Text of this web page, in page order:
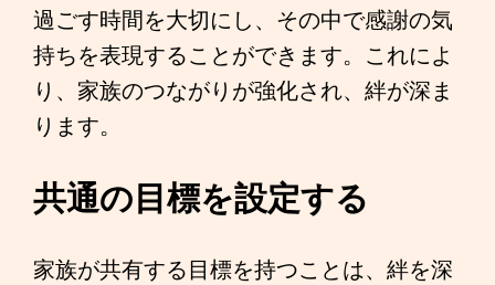
過ごす時間を大切にし、その中で感謝の気
持ちを表現することができます。これによ
り、家族のつながりが強化され、絆が深ま
ります。
共通の目標を設定する
家族が共有する目標を持つことは、絆を深